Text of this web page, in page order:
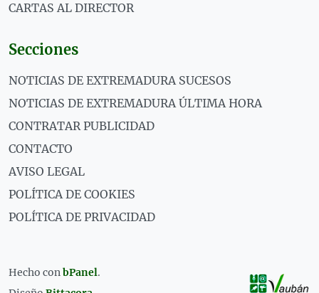
CARTAS AL DIRECTOR
Secciones
NOTICIAS DE EXTREMADURA SUCESOS
NOTICIAS DE EXTREMADURA ÚLTIMA HORA
CONTRATAR PUBLICIDAD
CONTACTO
AVISO LEGAL
POLÍTICA DE COOKIES
POLÍTICA DE PRIVACIDAD
Hecho conbPanel.